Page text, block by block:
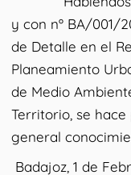
y con nº BA/001/
de Detalle en el
Planeamiento
de Medio
Territorio, se
general
Badajoz, 1 de